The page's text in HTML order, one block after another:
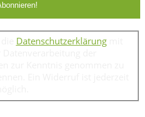
Datenschutzerklärungmit